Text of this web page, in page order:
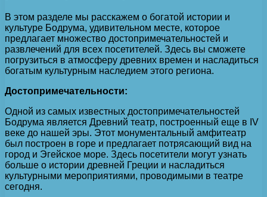
В этом разделе мы расскажем о богатой истории и
культуре Бодрума, удивительном месте, которое
предлагает множество достопримечательностей и
развлечений для всех посетителей. Здесь вы сможете
погрузиться в атмосферу древних времен и насладиться
богатым культурным наследием этого региона.
Достопримечательности:
Одной из самых известных достопримечательностей
Бодрума является Древний театр, построенный еще в IV
веке до нашей эры. Этот монументальный амфитеатр
был построен в горе и предлагает потрясающий вид на
город и Эгейское море. Здесь посетители могут узнать
больше о истории древней Греции и насладиться
культурными мероприятиями, проводимыми в театре
сегодня.